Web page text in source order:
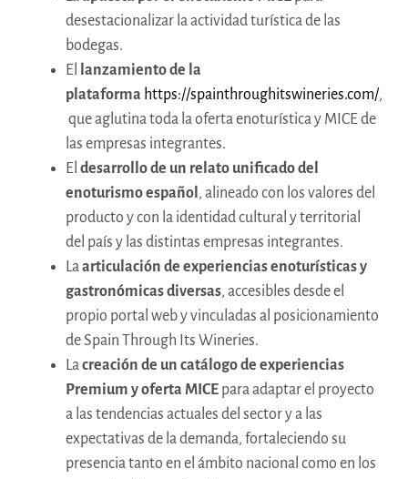
desestacionalizar la actividad turística de las
bodegas.
El
lanzamiento de la
plataforma https://spainthroughitswineries.com/,
que aglutina toda la oferta enoturística y MICE de
las empresas integrantes.
El desarrollo de un relato unificado del
enoturismo español , alineado con los valores del
producto y con la identidad cultural y territorial
del país y las distintas empresas integrantes.
Laarticulación de experiencias enoturísticas y
gastronómicas diversas, accesibles desde el
propio portal web y vinculadas al posicionamiento
de Spain Through Its Wineries.
Lacreación de un catálogo de experiencias
Premium y oferta MICEpara adaptar el proyecto
a las tendencias actuales del sector y a las
expectativas de la demanda, fortaleciendo su
presencia tanto en el ámbito nacional como en los